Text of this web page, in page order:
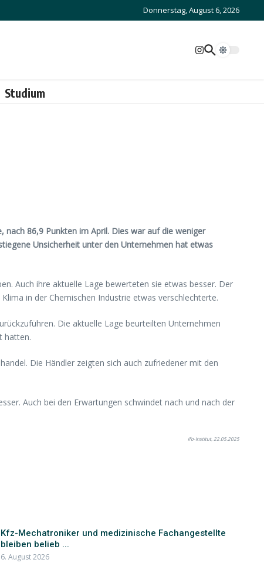
Donnerstag, August 6, 2026
Studium
86,9 Punkten im April. Dies war auf die weniger
Unsicherheit unter den Unternehmen hat etwas
Auch ihre aktuelle Lage bewerteten sie etwas besser. Der
in der Chemischen Industrie etwas verschlechterte.
Die aktuelle Lage beurteilten Unternehmen
hatten.
Die Händler zeigten sich auch zufriedener mit den
Auch bei den Erwartungen schwindet nach und nach der
ifo-Institut, 22.05.2025
Kfz-Mechatroniker und medizinische Fachangestellte
bleiben belieb ...
6. August 2026